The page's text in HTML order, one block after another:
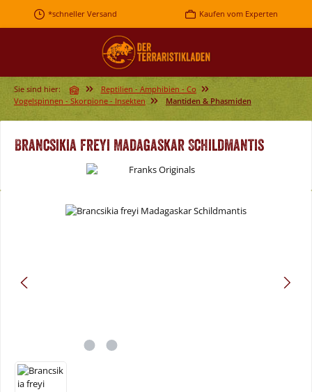
Zum Hauptinhalt springen
*schneller Versand Kaufen vom Experten
Sie sind hier:
Reptilien - Amphibien - Co
Vogelspinnen - Skorpione - Insekten
Mantiden & Phasmiden
Brancsikia freyi Madagaskar Schildmantis
Bildergalerie überspringen